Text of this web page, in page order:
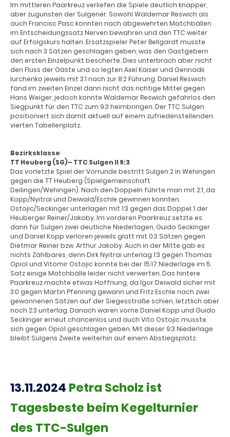
Im mittleren Paarkreuz verliefen die Spiele deutlich knapper,
aber zugunsten der Sulgener. Sowohl Waldemar Reswich als
auch Francisc Pasc konnten nach abgewehrten Matchbällen
im Entscheidungssatz Nerven bewahren und den TTC weiter
auf Erfolgskurs halten. Ersatzspieler Peter Bellgardt musste
sich nach 3 Sätzen geschlagen geben, was den Gastgebern
den ersten Einzelpunkt bescherte. Dies unterbrach aber nicht
den Fluss der Gäste und so legten Axel Kaiser und Gennadii
Iurchenko jeweils mit 3:1 nach zur 8:2 Führung. Daniel Reswich
fand im zweiten Einzel dann nicht das richtige Mittel gegen
Hans Weiger, jedoch konnte Waldemar Reswich gefahrlos den
Siegpunkt für den TTC zum 9:3 heimbringen. Der TTC Sulgen
positioniert sich damit aktuell auf einem zufriedenstellenden
vierten Tabellenplatz.
Bezirksklasse
TT Heuberg (SG)– TTC Sulgen II 9:3
Das vorletzte Spiel der Vorrunde bestritt Sulgen 2 in Wehingen
gegen die TT Heuberg (Spielgemeinschaft
Deilingen/Wehingen). Nach den Doppeln führte man mit 2:1, da
Kopp/Nyitrai und Deiwald/Eschle gewinnen konnten.
Ostojic/Seckinger unterlagen mit 1:3 gegen das Doppel 1 der
Heuberger Reiner/Jakoby. Im vorderen Paarkreuz setzte es
dann für Sulgen zwei deutliche Niederlagen, Guido Seckinger
und Daniel Kopp verloren jeweils glatt mit 0:3 Sätzen gegen
Dietmar Reiner bzw. Arthur Jakoby. Auch in der Mitte gab es
nichts Zählbares, denn Dirk Nyitrai unterlag 1:3 gegen Thomas
Opiol und Vitomir Ostojic konnte bei der 15:17 Niederlage im 5.
Satz einige Matchbälle leider nicht verwerten. Das hintere
Paarkreuz machte etwas Hoffnung, da Igor Deiwald sicher mit
3:0 gegen Martin Pfenning gewann und Fritz Eschle nach zwei
gewonnenen Sätzen auf der Siegesstraße schien, letztlich aber
noch 2:3 unterlag. Danach waren vorne Daniel Kopp und Guido
Seckinger erneut chancenlos und auch Vito Ostojic musste
sich gegen Opiol geschlagen geben. Mit dieser 9:3 Niederlage
bleibt Sulgens Zweite weiterhin auf einem Abstiegsplatz.
13.11.2024 Petra Scholz ist
Tagesbeste beim Kegelturnier
des TTC-Sulgen